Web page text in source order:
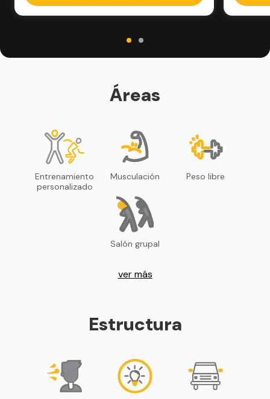
Áreas
Entrenamiento
personalizado
Musculación Peso libre
Salón grupal
ver más
Estructura